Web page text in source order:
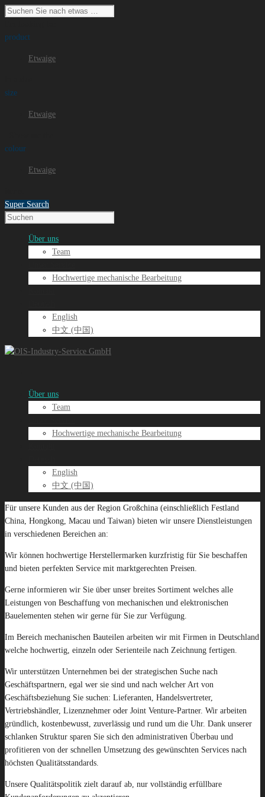
product
Etwaige
size
Etwaige
colour
Etwaige
Super Search
Über uns
Team
Hochwertige mechanische Bearbeitung
English
中文 (中国)
Über uns
Team
Hochwertige mechanische Bearbeitung
English
中文 (中国)
Für unsere Kunden aus der Region Großchina (einschließlich Festland
China, Hongkong, Macau und Taiwan) bieten wir unsere Dienstleistungen
in verschiedenen Bereichen an:
Wir können hochwertige Herstellermarken kurzfristig für Sie beschaffen
und bieten perfekten Service mit marktgerechten Preisen.
Gerne informieren wir Sie über unser breites Sortiment welches alle
Leistungen von Beschaffung von mechanischen und elektronischen
Bauelementen stehen wir gerne für Sie zur Verfügung.
Im Bereich mechanischen Bauteilen arbeiten wir mit Firmen in Deutschland
welche hochwertig, einzeln oder Serienteile nach Zeichnung fertigen.
Wir unterstützen Unternehmen bei der strategischen Suche nach
Geschäftspartnern, egal wer sie sind und nach welcher Art von
Geschäftsbeziehung Sie suchen: Lieferanten, Handelsvertreter,
Vertriebshändler, Lizenznehmer oder Joint Venture-Partner. Wir arbeiten
gründlich, kostenbewusst, zuverlässig und rund um die Uhr. Dank unserer
schlanken Struktur sparen Sie sich den administrativen Überbau und
profitieren von der schnellen Umsetzung des gewünschten Services nach
höchsten Qualitätsstandards.
Unsere Qualitätspolitik zielt darauf ab, nur vollständig erfüllbare